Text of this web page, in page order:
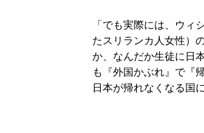
「でも実際には、ウィ
たスリランカ人女性）
か、なんだか生徒に日
も『外国かぶれ』で『
日本が帰れなくなる国